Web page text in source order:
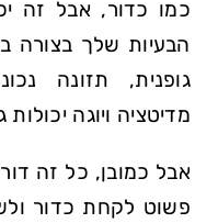
כמו כדור, אבל זה
⁤הבעיות שלך⁢ בצורה
גופנית, תזונה
מדיטציה ויוגה
אבל כמובן, כל זה​
פשוט לקחת כדור